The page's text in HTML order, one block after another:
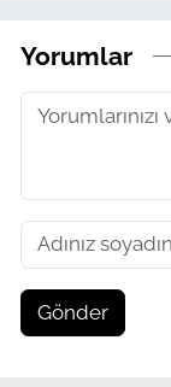
Yorumlar
Gönder